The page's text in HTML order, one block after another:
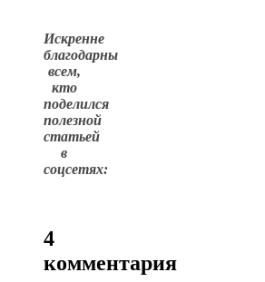
Искренне
благодарны
всем,
кто
поделился
полезной
статьей
в
соцсетях:
4
комментария